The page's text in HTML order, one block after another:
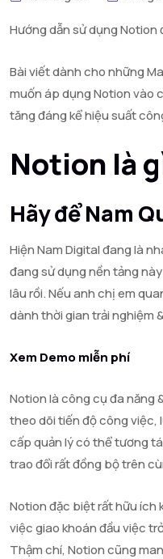
Hướng dẫn sử dụng Notion
Bài viết dành cho những
muốn áp dụng Notion vào
tăng đáng kể hiệu suất
Notion là
Hãy để Nam
Hiện Nam Digital đang là
đang sử dụng nền tảng
lâu rồi. Nếu anh chị em
dành thời gian trải nghiệm
Xem Demo miễn phí
Notion là công cụ đa năng
theo dõi tiến độ công việc,
cấp quản lý có thể tương
trao đổi rất đồng bộ trên
Notion đặc biệt rất hữu ích
việc giao khoán đầu việc
Thậm chí, Notion cũng